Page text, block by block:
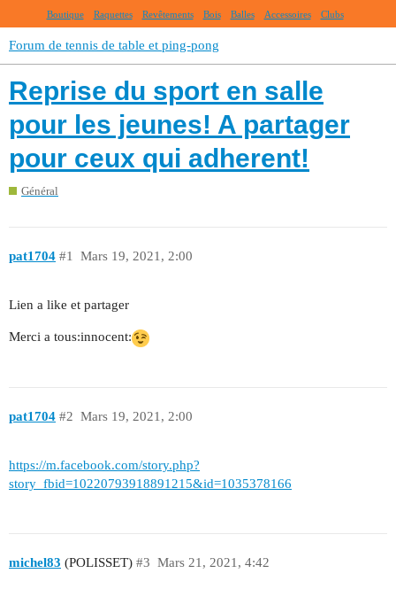
Boutique Raquettes Revêtements Bois Balles Accessoires Clubs
Forum de tennis de table et ping-pong
Reprise du sport en salle
pour les jeunes! A partager
pour ceux qui adherent!
Général
pat1704 Mars 19, 2021, 2:00
#1
Lien a like et partager
Merci a tous​:innocent:
pat1704 Mars 19, 2021, 2:00
#2
https://m.facebook.com/story.php?
story_fbid=10220793918891215&id=1035378166
michel83 (POLISSET) Mars 21, 2021, 4:42
#3